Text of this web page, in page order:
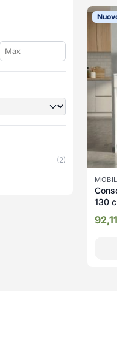
(2)
130
92,11